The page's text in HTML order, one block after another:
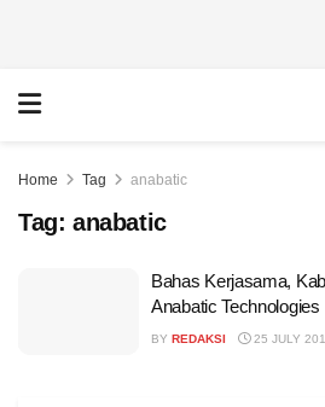
Home Tag anabatic
Tag: anabatic
Bahas Kerjasama,
Anabatic Technologies
BY REDAKSI 25 JULY